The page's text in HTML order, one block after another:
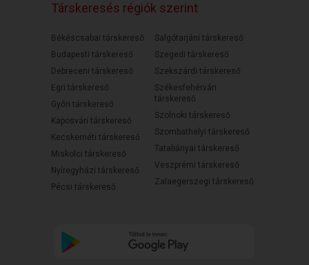
Társkeresés régiók szerint
Békéscsabai társkereső
Budapesti társkereső
Debreceni társkereső
Egri társkereső
Győri társkereső
Kaposvári társkereső
Kecskeméti társkereső
Miskolci társkereső
Nyíregyházi társkereső
Pécsi társkereső
Salgótarjáni társkereső
Szegedi társkereső
Szekszárdi társkereső
Székesfehérvári
társkereső
Szolnoki társkereső
Szombathelyi társkereső
Tatabányai társkereső
Veszprémi társkereső
Zalaegerszegi társkereső